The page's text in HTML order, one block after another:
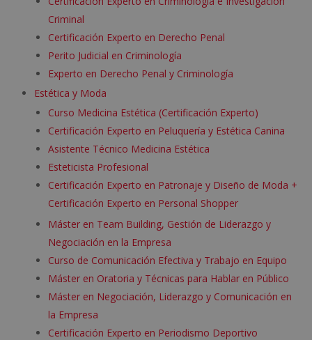
Criminal
Certificación Experto en Derecho Penal
Perito Judicial en Criminología
Experto en Derecho Penal y Criminología
Estética y Moda
Curso Medicina Estética (Certificación Experto)
Certificación Experto en Peluquería y Estética Canina
Asistente Técnico Medicina Estética
Esteticista Profesional
Certificación Experto en Patronaje y Diseño de Moda +
Certificación Experto en Personal Shopper
Máster en Team Building, Gestión de Liderazgo y
Negociación en la Empresa
Curso de Comunicación Efectiva y Trabajo en Equipo
Máster en Oratoria y Técnicas para Hablar en Público
Máster en Negociación, Liderazgo y Comunicación en
la Empresa
Certificación Experto en Periodismo Deportivo